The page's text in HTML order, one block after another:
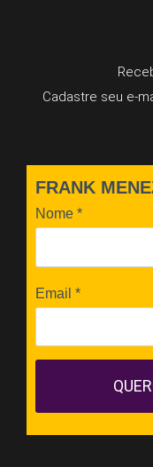
Cadastre seu e-
FRANK
Nome *
Email *